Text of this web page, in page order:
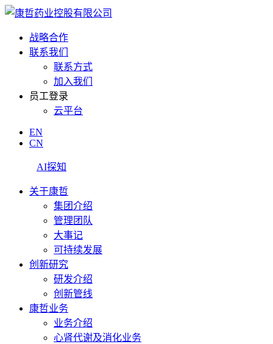
战略合作
联系我们
联系方式
加入我们
员工登录
云平台
EN
CN
AI探知
关于康哲
集团介绍
管理团队
大事记
可持续发展
创新研究
研发介绍
创新管线
康哲业务
业务介绍
心肾代谢及消化业务